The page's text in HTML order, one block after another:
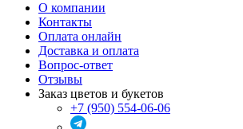
О компании
Контакты
Оплата онлайн
Доставка и оплата
Вопрос-ответ
Отзывы
Заказ цветов и букетов
+7 (950) 554-06-06